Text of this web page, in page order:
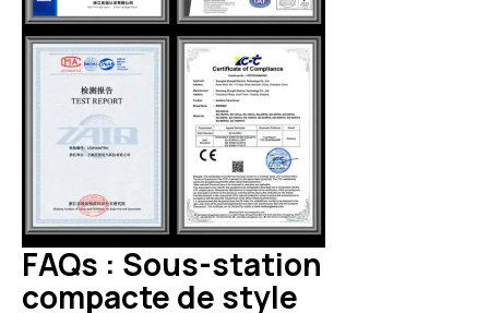
FAQs : Sous-station
compacte de style